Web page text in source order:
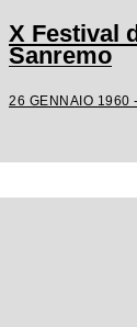
X Festival
Sanremo
26 GENNAIO 1960